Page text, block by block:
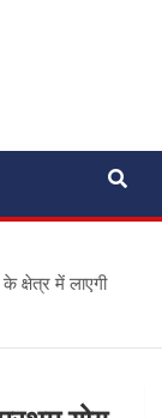
क्षेत्र में लाएगी